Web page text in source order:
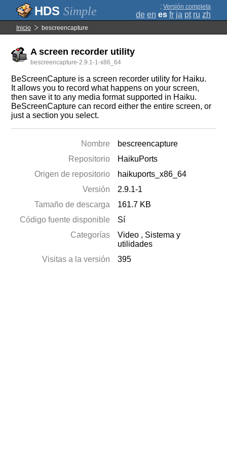
Simple ; Versión completa
de en es fr ja pt ru zh
Inicio bescreencapture
A screen recorder utility
bescreencapture-2.9.1-1-x86_64
BeScreenCapture is a screen recorder utility for Haiku.
It allows you to record what happens on your screen,
then save it to any media format supported in Haiku.
BeScreenCapture can record either the entire screen, or
just a section you select.
Nombre
bescreencapture
Repositorio
HaikuPorts
Origen de repositorio
haikuports_x86_64
Versión
2.9.1-1
Tamaño de descarga
161.7 KB
Código fuente disponible
Sí
Categorías
Video , Sistema y
utilidades
Visitas a la versión
395